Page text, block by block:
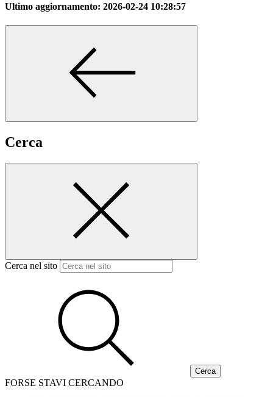
Ultimo aggiornamento: 2026-02-24 10:28:57
Cerca
Cerca nel sito
FORSE STAVI CERCANDO